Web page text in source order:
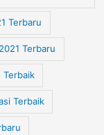
Terbaru
Terbaru
Terbaik
Terbaik